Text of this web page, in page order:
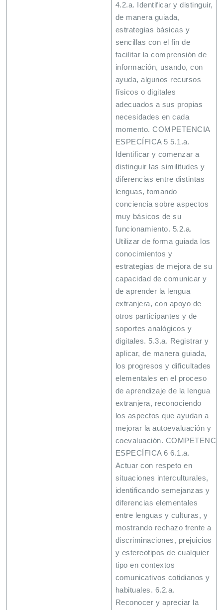
4.2.a. Identificar y distinguir,
de manera guiada,
estrategias básicas y
sencillas con el fin de
facilitar la comprensión de
información, usando, con
ayuda, algunos recursos
físicos o digitales
adecuados a sus propias
necesidades en cada
momento. COMPETENCIA
ESPECÍFICA 5 5.1.a.
Identificar y comenzar a
distinguir las similitudes y
diferencias entre distintas
lenguas, tomando
conciencia sobre aspectos
muy básicos de su
funcionamiento. 5.2.a.
Utilizar de forma guiada los
conocimientos y
estrategias de mejora de su
capacidad de comunicar y
de aprender la lengua
extranjera, con apoyo de
otros participantes y de
soportes analógicos y
digitales. 5.3.a. Registrar y
aplicar, de manera guiada,
los progresos y dificultades
elementales en el proceso
de aprendizaje de la lengua
extranjera, reconociendo
los aspectos que ayudan a
mejorar la autoevaluación y
coevaluación. COMPETENCIA
ESPECÍFICA 6 6.1.a.
Actuar con respeto en
situaciones interculturales,
identificando semejanzas y
diferencias elementales
entre lenguas y culturas, y
mostrando rechazo frente a
discriminaciones, prejuicios
y estereotipos de cualquier
tipo en contextos
comunicativos cotidianos y
habituales. 6.2.a.
Reconocer y apreciar la